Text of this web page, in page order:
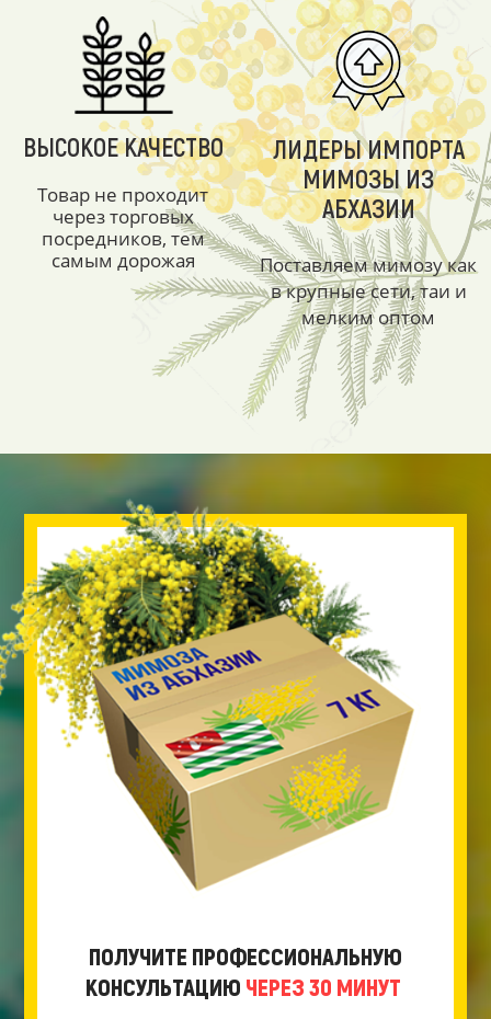
ВЫСОКОЕ КАЧЕСТВО
Товар не проходит
через торговых
посредников, тем
самым дорожая
ЛИДЕРЫ ИМПОРТА
МИМОЗЫ ИЗ
АБХАЗИИ
Поставляем мимозу как
в крупные сети, таи и
мелким оптом
ПОЛУЧИТЕ ПРОФЕССИОНАЛЬНУЮ
КОНСУЛЬТАЦИЮ ЧЕРЕЗ 30 МИНУТ